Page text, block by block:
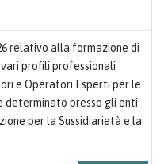
relativo alla formazione di
vari profili professionali
e Operatori Esperti per le
determinato presso gli enti
per la Sussidiarietà e la